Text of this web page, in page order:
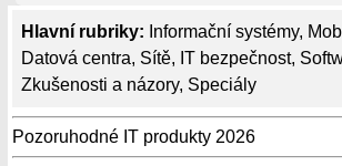
Hlavní rubriky: Informační systémy,
Datová centra, Sítě, IT bezpečnost,
Zkušenosti a názory, Speciály
Pozoruhodné IT produkty 2026